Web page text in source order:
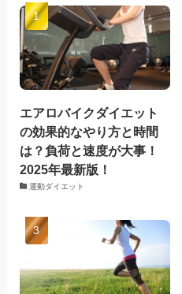
エアロバイクダイエット
の効果的なやり方と時間
は？負荷と速度が大事！
2025年最新版！
運動ダイエット